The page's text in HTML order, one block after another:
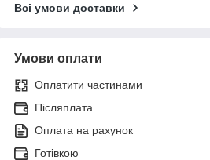
Всі умови доставки
Умови оплати
Оплатити частинами
Післяплата
Оплата на рахунок
Готівкою